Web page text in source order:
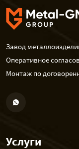
Завод
Оперативное
Монтаж по
Услуги